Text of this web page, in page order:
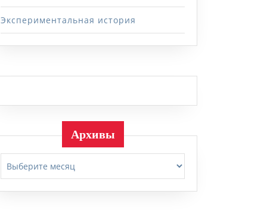
Экспериментальная история
Архивы